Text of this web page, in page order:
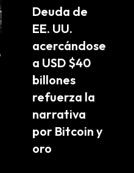
Deuda de
EE. UU.
acercándose
a USD $40
billones
refuerza la
narrativa
por Bitcoin y
oro